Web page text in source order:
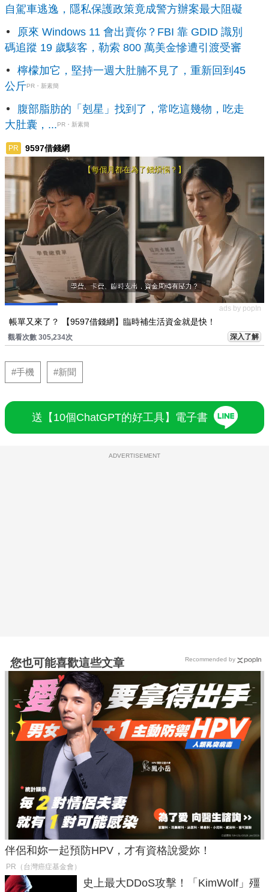
自駕車逃逸，隱私保護政策竟成警方辦案最大阻礙
原來 Windows 11 會出賣你？FBI 靠 GDID 識別
碼追蹤 19 歲駭客，勒索 800 萬美金慘遭引渡受審
檸檬加它，堅持一週大肚腩不見了，重新回到45
公斤PR・新素簡
腹部脂肪的「剋星」找到了，常吃這幾物，吃走
大肚囊，...PR・新素簡
PR 9597借錢網
ads by popIn
帳單又來了？ 【9597借錢網】臨時補生活資金就是快！
觀看次數 305,234次 深入了解
#手機 #新聞
送【10個ChatGPT的好工具】電子書
ADVERTISEMENT
您也可能喜歡這些文章
伴侶和妳一起預防HPV，才有資格說愛妳！
PR（台灣癌症基金會）
史上最大DDoS攻擊！「KimWolf」殭
Recommended by